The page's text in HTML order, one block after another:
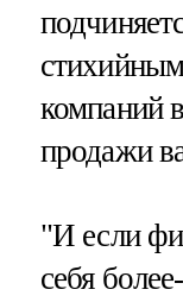
компаний
продажи
"И если
себя